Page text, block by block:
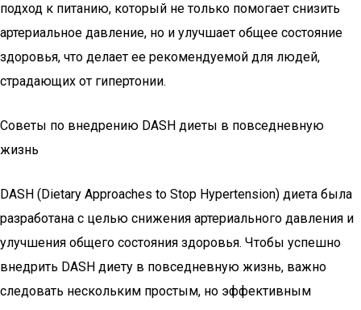
подход к питанию, который не только помогает снизить
артериальное давление, но и улучшает общее состояние
здоровья, что делает ее рекомендуемой для людей,
страдающих от гипертонии.
Советы по внедрению DASH диеты в повседневную
жизнь
DASH (Dietary Approaches to Stop Hypertension) диета была
разработана с целью снижения артериального давления и
улучшения общего состояния здоровья. Чтобы успешно
внедрить DASH диету в повседневную жизнь, важно
следовать нескольким простым, но эффективным